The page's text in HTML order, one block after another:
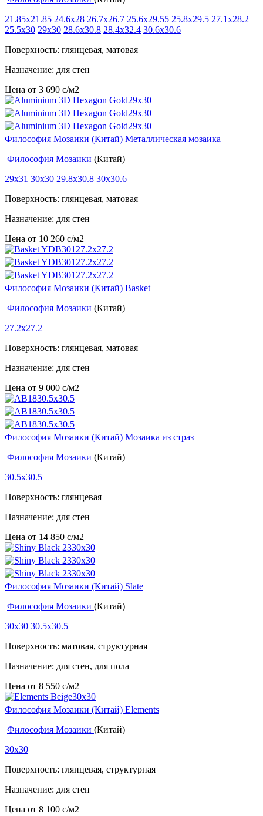
21.85x21.85 24.6x28 26.7x26.7 25.6x29.55 25.8x29.5 27.1x28.2
25.5x30 29x30 28.6x30.8 28.4x32.4 30.6x30.6
Поверхность: глянцевая, матовая
Назначение: для стен
Цена от 3 690 c/м2
Философия Мозаики (Китай) Металлическая мозаика
Философия Мозаики (Китай)
29x31 30x30 29.8x30.8 30x30.6
Поверхность: глянцевая, матовая
Назначение: для стен
Цена от 10 260 c/м2
Философия Мозаики (Китай) Basket
Философия Мозаики (Китай)
27.2x27.2
Поверхность: глянцевая, матовая
Назначение: для стен
Цена от 9 000 c/м2
Философия Мозаики (Китай) Мозаика из страз
Философия Мозаики (Китай)
30.5x30.5
Поверхность: глянцевая
Назначение: для стен
Цена от 14 850 c/м2
Философия Мозаики (Китай) Slate
Философия Мозаики (Китай)
30x30 30.5x30.5
Поверхность: матовая, структурная
Назначение: для стен, для пола
Цена от 8 550 c/м2
Философия Мозаики (Китай) Elements
Философия Мозаики (Китай)
30x30
Поверхность: глянцевая, структурная
Назначение: для стен
Цена от 8 100 c/м2